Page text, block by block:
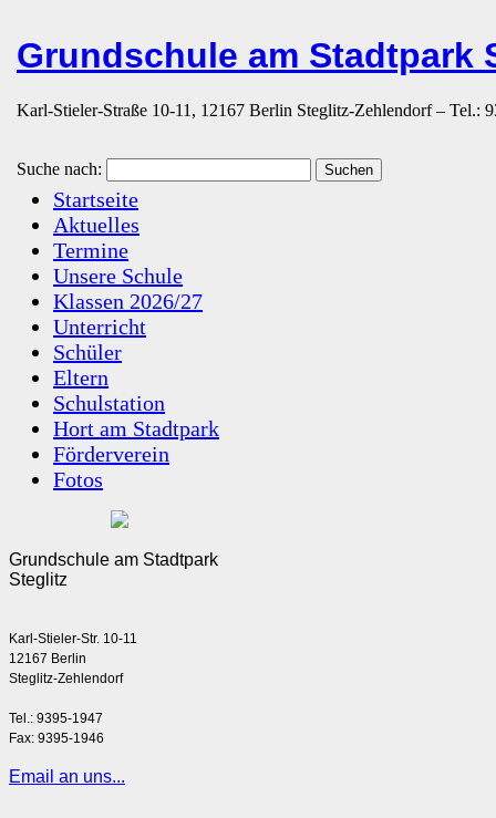
Grundschule am Stadtpark
Karl-Stieler-Straße 10-11, 12167 Berlin Steglitz-Zehlendorf – Tel.:
Suche nach:
Startseite
Aktuelles
Termine
Unsere Schule
Klassen 2026/27
Unterricht
Schüler
Eltern
Schulstation
Hort am Stadtpark
Förderverein
Fotos
Grundschule am Stadtpark
Steglitz
Karl-Stieler-Str. 10-11
12167 Berlin
Steglitz-Zehlendorf
Tel.: 9395-1947
Fax: 9395-1946
Email an uns...